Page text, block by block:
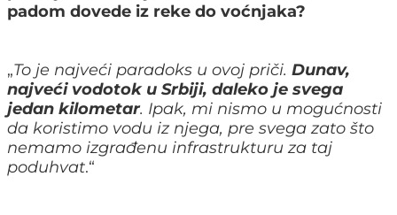
padom dovede iz reke do voćnjaka?
„To je najveći paradoks u ovoj priči. Dunav,
najveći vodotok u Srbiji, daleko je svega
jedan kilometar. Ipak, mi nismo u mogućnosti
da koristimo vodu iz njega, pre svega zato što
nemamo izgrađenu infrastrukturu za taj
poduhvat.“